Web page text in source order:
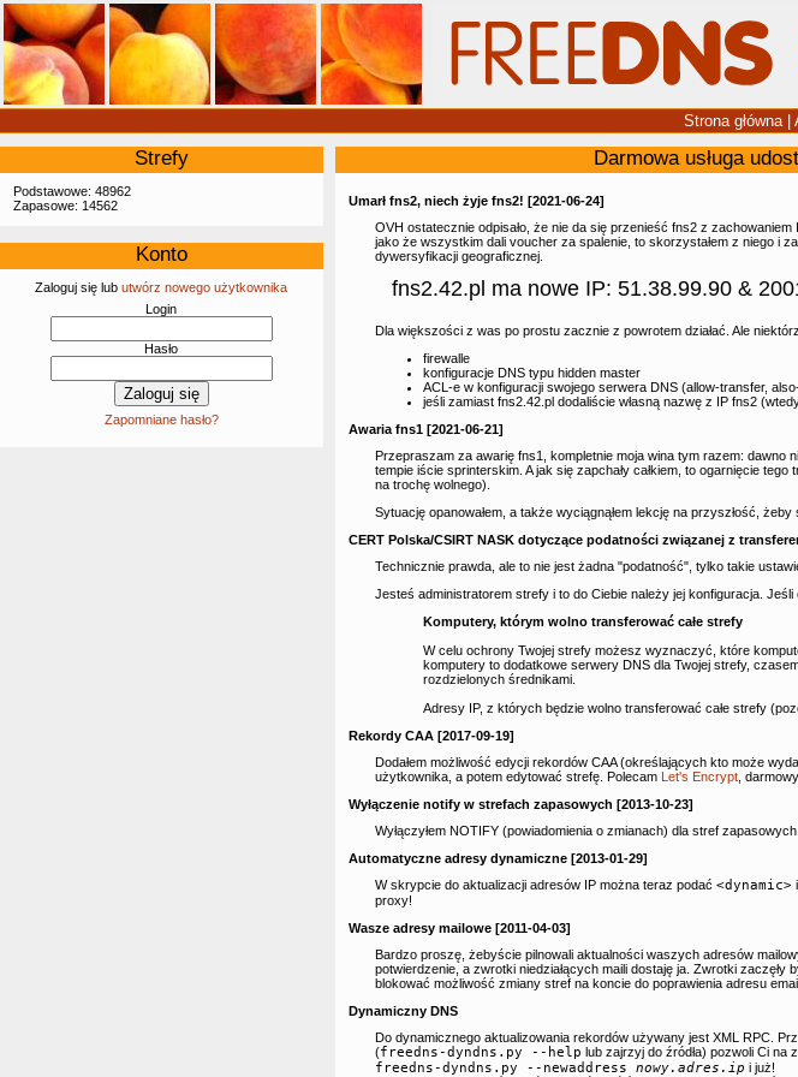
Strona główna|
Strefy
Podstawowe: 48962
Zapasowe: 14562
Konto
Zaloguj się lubutwórz nowego użytkownika
Login
Hasło
Zapomniane hasło?
Darmowa usługa
Umarł fns2, niech żyje fns2! [2021-06-24]
OVH ostatecznie odpisało, że nie da się przenieść fns2 z
jako że wszystkim dali voucher za spalenie, to skorzystałem z niego i
dywersyfikacji geograficznej.
fns2.42.pl ma nowe IP: 51.38.99.90 &
Dla większości z was po prostu zacznie z powrotem działać. Ale
firewalle
konfiguracje DNS typu hidden master
ACL-e w konfiguracji swojego serwera DNS (allow-transfer,
jeśli zamiast fns2.42.pl dodaliście własną nazwę z IP fns2
Awaria fns1 [2021-06-21]
Przepraszam za awarię fns1, kompletnie moja wina tym razem: dawno
tempie iście sprinterskim. A jak się zapchały całkiem, to ogarnięcie
na trochę wolnego).
Sytuację opanowałem, a także wyciągnąłem lekcję na przyszłość, żeby
CERT Polska/CSIRT NASK dotyczące podatności związanej z
Technicznie prawda, ale to nie jest żadna "podatność", tylko takie
Jesteś administratorem strefy i to do Ciebie należy jej konfiguracja.
Komputery, którym wolno transferować całe strefy
W celu ochrony Twojej strefy możesz wyznaczyć, które
komputery to dodatkowe serwery DNS dla Twojej strefy,
rozdzielonych średnikami.
Adresy IP, z których będzie wolno transferować całe strefy
Rekordy CAA [2017-09-19]
Dodałem możliwość edycji rekordów CAA (określających kto może
użytkownika, a potem edytować strefę. Polecam Let's Encrypt,
Wyłączenie notify w strefach zapasowych [2013-10-23]
Wyłączyłem NOTIFY (powiadomienia o zmianach) dla stref
Automatyczne adresy dynamiczne [2013-01-29]
W skrypcie do aktualizacji adresów IP można teraz podać <dynamic>i
proxy!
Wasze adresy mailowe [2011-04-03]
Bardzo proszę, żebyście pilnowali aktualności waszych adresów
potwierdzenie, a zwrotki niedziałących maili dostaję ja. Zwrotki
blokować możliwość zmiany stref na koncie do poprawienia adresu
Dynamiczny DNS
Do dynamicznego aktualizowania rekordów używany jest XML RPC.
(freedns-dyndns.py --help lub zajrzyj do źródła) pozwoli Ci na
freedns-dyndns.py --newaddress nowy.adres.ip i już!